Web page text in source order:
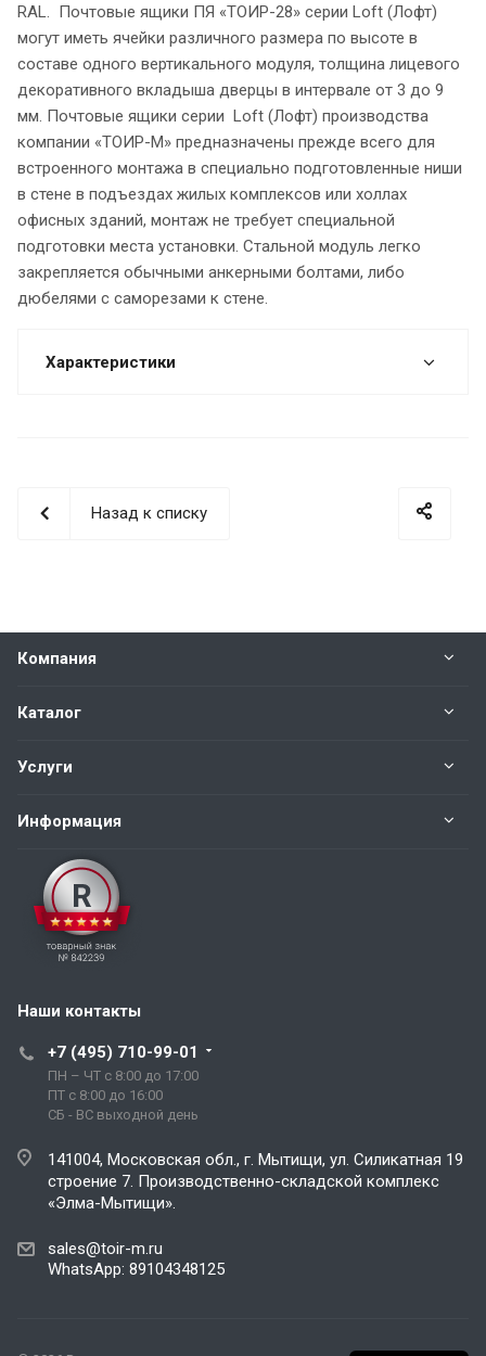
RAL. Почтовые ящики ПЯ «ТОИР-28» серии Loft (Лофт)
могут иметь ячейки различного размера по высоте в
составе одного вертикального модуля, толщина лицевого
декоративного вкладыша дверцы в интервале от 3 до 9
мм. Почтовые ящики серии Loft (Лофт) производства
компании «ТОИР-М» предназначены прежде всего для
встроенного монтажа в специально подготовленные ниши
в стене в подъездах жилых комплексов или холлах
офисных зданий, монтаж не требует специальной
подготовки места установки. Стальной модуль легко
закрепляется обычными анкерными болтами, либо
дюбелями с саморезами к стене.
Характеристики
Назад к списку
Компания
Каталог
Услуги
Информация
Наши контакты
+7 (495) 710-99-01
ПН – ЧТ с 8:00 до 17:00
ПТ с 8:00 до 16:00
СБ - ВС выходной день
141004, Московская обл., г. Мытищи, ул. Силикатная 19
строение 7. Производственно-складской комплекс
«Элма-Мытищи».
sales@toir-m.ru
WhatsApp: 89104348125